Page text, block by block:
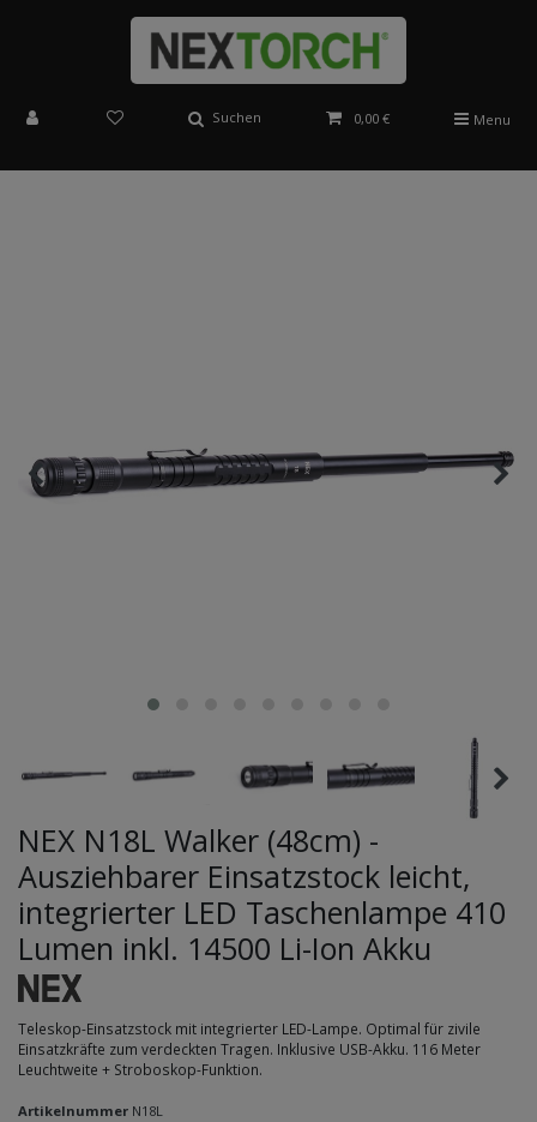
Suchen 0,00 € Menu
NEX N18L Walker (48cm) -
Ausziehbarer Einsatzstock leicht,
integrierter LED Taschenlampe 410
Lumen inkl. 14500 Li-Ion Akku
Teleskop-Einsatzstock mit integrierter LED-Lampe. Optimal für zivile
Einsatzkräfte zum verdeckten Tragen. Inklusive USB-Akku. 116 Meter
Leuchtweite + Stroboskop-Funktion.
Artikelnummer N18L